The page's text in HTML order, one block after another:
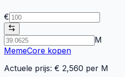
€
M
MemeCore kopen
Actuele prijs: € 2,560 per M